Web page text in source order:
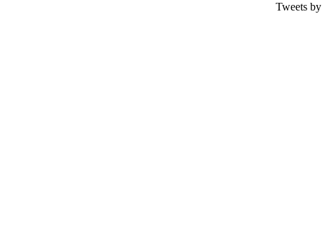
Tweets by